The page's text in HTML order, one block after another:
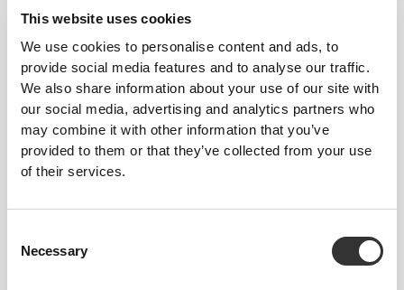
This website uses cookies
We use cookies to personalise content and ads, to
provide social media features and to analyse our traffic.
We also share information about your use of our site with
our social media, advertising and analytics partners who
may combine it with other information that you’ve
provided to them or that they’ve collected from your use
of their services.
Selection
Necessary
€29.99
Aero
€29.99
Αθλητικό Σουτιέν Athleisure